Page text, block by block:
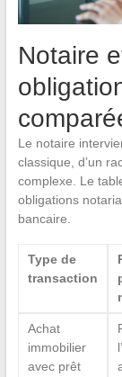
Notaire
Le notaire
classique, d’un
complexe. Le
obligations
bancaire.
Type de
transaction
Achat
immobilier
avec prêt